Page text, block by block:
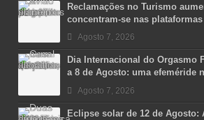
Reclamações no Turismo
concentram-se nas
Agosto 7, 2026
Dia Internacional do Orgasmo
a 8 de Agosto: uma efeméride
Agosto 7, 2026
Eclipse solar de 12 de Agosto: